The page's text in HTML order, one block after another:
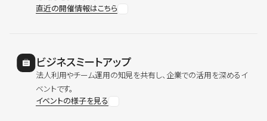
直近の開催情報はこちら
ビジネスミートアップ
法人利用やチーム運用の知見を共有し、企業での活用を深めるイ
ベントです。
イベントの様子を見る